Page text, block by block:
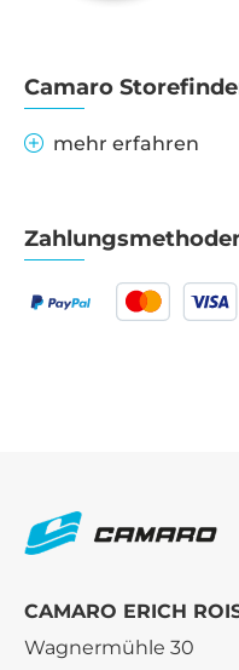
Camaro
mehr erfahren
CAMARO ERICH
Wagnermühle 30